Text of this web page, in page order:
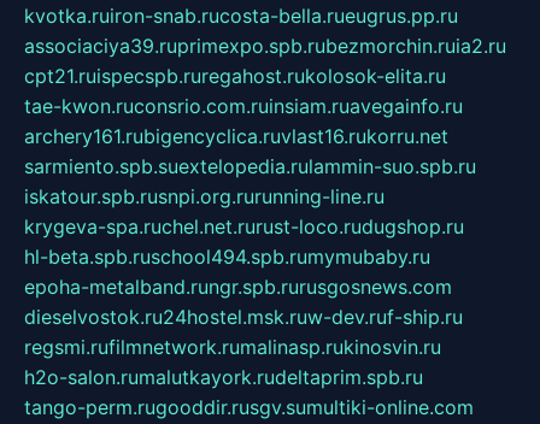
kvotka.ruiron-snab.rucosta-bella.rueugrus.pp.ru
associaciya39.ruprimexpo.spb.rubezmorchin.ruia2.ru
cpt21.ruispecspb.ruregahost.rukolosok-elita.ru
tae-kwon.ruconsrio.com.ruinsiam.ruavegainfo.ru
archery161.rubigencyclica.ruvlast16.rukorru.net
sarmiento.spb.suextelopedia.rulammin-suo.spb.ru
iskatour.spb.rusnpi.org.rurunning-line.ru
krygeva-spa.ruchel.net.rurust-loco.rudugshop.ru
hl-beta.spb.ruschool494.spb.rumymubaby.ru
epoha-metalband.rungr.spb.rurusgosnews.com
dieselvostok.ru24hostel.msk.ruw-dev.ruf-ship.ru
regsmi.rufilmnetwork.rumalinasp.rukinosvin.ru
h2o-salon.rumalutkayork.rudeltaprim.spb.ru
tango-perm.rugooddir.rusgv.sumultiki-online.com